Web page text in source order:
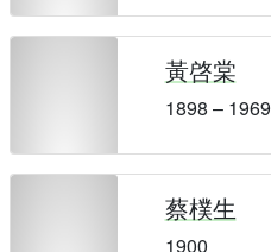
黃啓棠
1898 – 1969
蔡樸生
1900